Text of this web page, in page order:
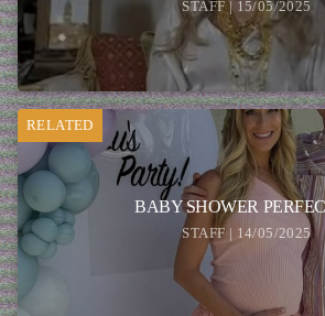
STAFF | 15/05/2025
RELATED
BABY SHOWER
STAFF | 14/05/2025